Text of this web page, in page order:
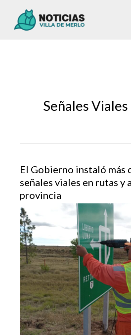
Señales Viales
El Gobierno instaló más
señales viales en rutas y
provincia